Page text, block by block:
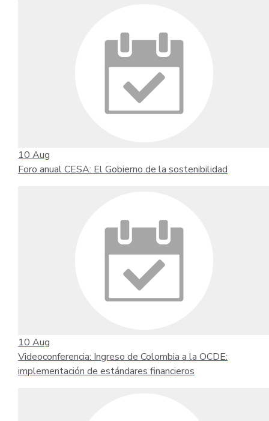
10 Aug
Foro anual CESA: El Gobierno de la sostenibilidad
10 Aug
Videoconferencia: Ingreso de Colombia a la OCDE:
implementación de estándares financieros